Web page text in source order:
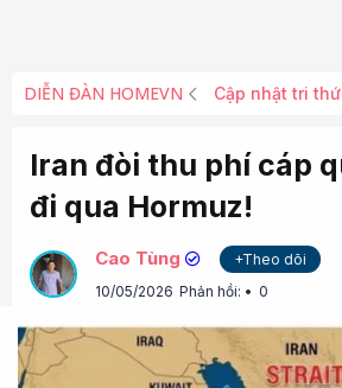
DIỄN ĐÀN HOMEVN Cập nhật tri
Iran đòi thu phí cáp
đi qua Hormuz!
Cao Tùng
+Theo dõi
10/05/2026 Phản hồi: 0